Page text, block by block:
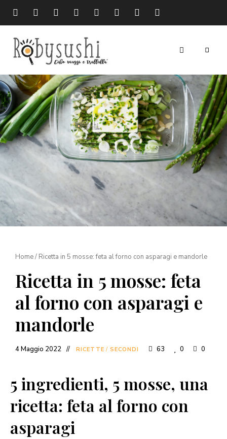
Robysushi
cibo
viaggi
e
trallallà
Home/ Ricetta in 5 mosse: feta al forno con asparagi e mandorle
Ricetta in 5 mosse: feta
al forno con asparagi e
mandorle
4 Maggio 2022 RICETTE / SECONDI 63 0 0
5 ingredienti, 5 mosse, una
ricetta: feta al forno con
asparagi